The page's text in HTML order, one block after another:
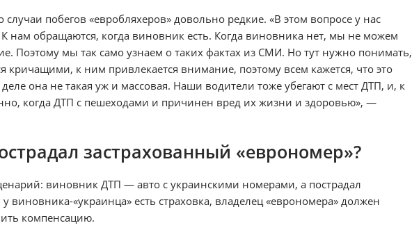
побегов «евробляхеров» довольно редкие. «В этом вопросе у нас
нам обращаются, когда виновник есть. Когда виновника нет, мы не можем
Поэтому мы так само узнаем о таких фактах из СМИ. Но тут нужно понимать,
кричащими, к ним привлекается внимание, поэтому всем кажется, что это
она не такая уж и массовая. Наши водители тоже убегают с мест ДТП, и, к
когда ДТП с пешеходами и причинен вред их жизни и здоровью», —
застрахованный «еврономер»?
виновник ДТП — авто с украинскими номерами, а пострадал
виновника-«украинца» есть страховка, владелец «еврономера» должен
компенсацию.